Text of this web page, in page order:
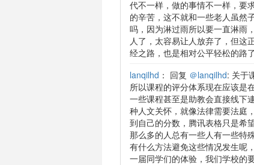
代不一样，做的事情不一样，要
的辛苦，这不就和一些老人虽然
吗，因为淋过雨所以要一直淋雨
人了，太容易让人放弃了，但这
经之路，也是相对公平轻松的路
lanqilhd ： 回复 ＠lanqilhd: 关于
所以课程的评分体系现在应该是
一些课程甚至是助教会直接线下
种人文关怀，就像法律需要法庭
到自己的分数，腾讯表格只是希
那么多的人总有一些人有一些特
有什么方法避免这些情况发生呢
一届同学们的体验，我们学校的